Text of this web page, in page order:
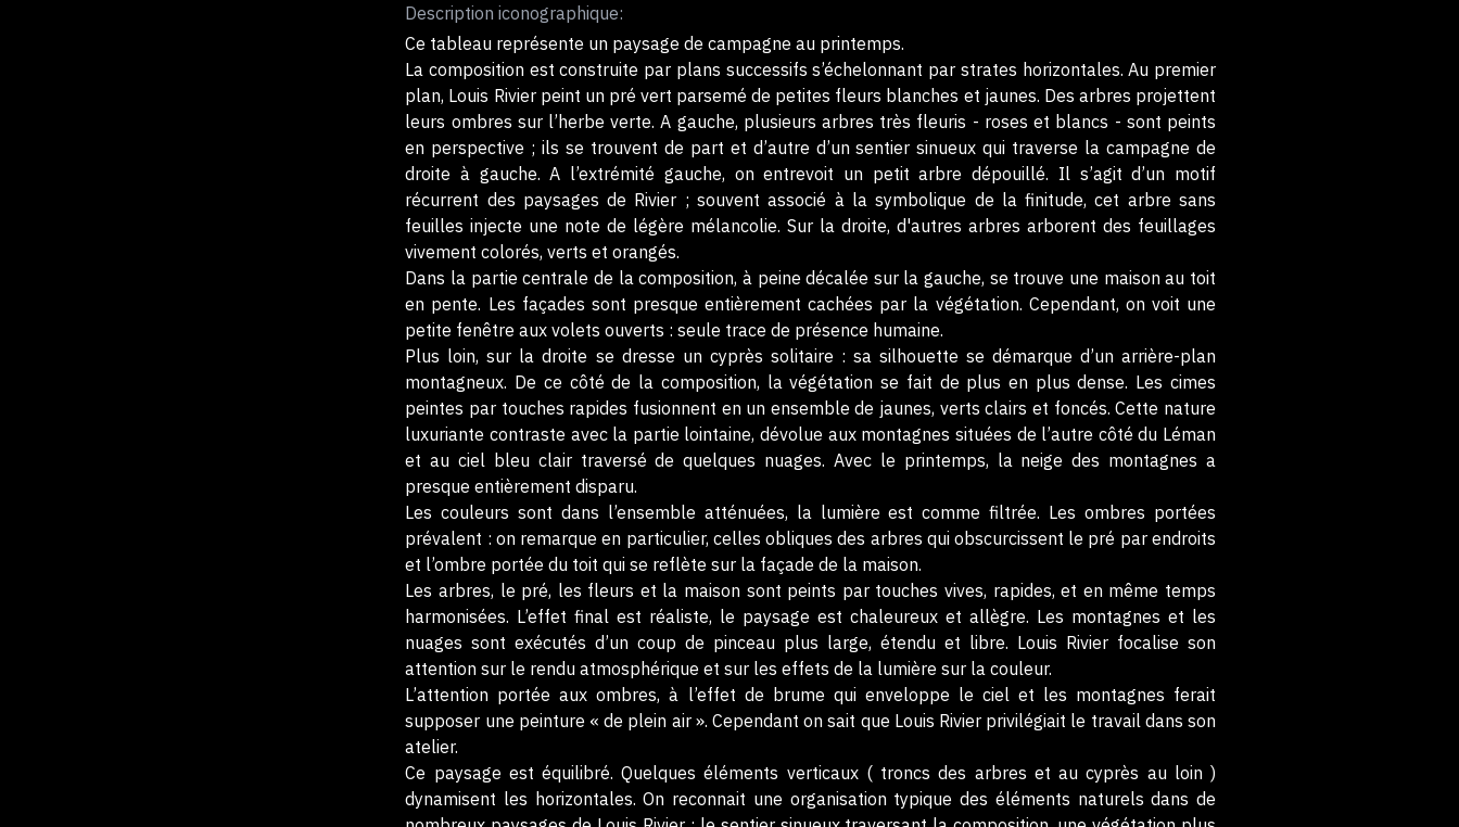
Description iconographique:
Ce tableau représente un paysage de campagne au printemps.
La composition est construite par plans successifs s’échelonnant par strates horizontales. Au premier
plan, Louis Rivier peint un pré vert parsemé de petites fleurs blanches et jaunes. Des arbres projettent
leurs ombres sur l’herbe verte. A gauche, plusieurs arbres très fleuris - roses et blancs - sont peints
en perspective ; ils se trouvent de part et d’autre d’un sentier sinueux qui traverse la campagne de
droite à gauche. A l’extrémité gauche, on entrevoit un petit arbre dépouillé. Il s’agit d’un motif
récurrent des paysages de Rivier ; souvent associé à la symbolique de la finitude, cet arbre sans
feuilles injecte une note de légère mélancolie. Sur la droite, d'autres arbres arborent des feuillages
vivement colorés, verts et orangés.
Dans la partie centrale de la composition, à peine décalée sur la gauche, se trouve une maison au toit
en pente. Les façades sont presque entièrement cachées par la végétation. Cependant, on voit une
petite fenêtre aux volets ouverts : seule trace de présence humaine.
Plus loin, sur la droite se dresse un cyprès solitaire : sa silhouette se démarque d’un arrière-plan
montagneux. De ce côté de la composition, la végétation se fait de plus en plus dense. Les cimes
peintes par touches rapides fusionnent en un ensemble de jaunes, verts clairs et foncés. Cette nature
luxuriante contraste avec la partie lointaine, dévolue aux montagnes situées de l’autre côté du Léman
et au ciel bleu clair traversé de quelques nuages. Avec le printemps, la neige des montagnes a
presque entièrement disparu.
Les couleurs sont dans l’ensemble atténuées, la lumière est comme filtrée. Les ombres portées
prévalent : on remarque en particulier, celles obliques des arbres qui obscurcissent le pré par endroits
et l’ombre portée du toit qui se reflète sur la façade de la maison.
Les arbres, le pré, les fleurs et la maison sont peints par touches vives, rapides, et en même temps
harmonisées. L’effet final est réaliste, le paysage est chaleureux et allègre. Les montagnes et les
nuages sont exécutés d’un coup de pinceau plus large, étendu et libre. Louis Rivier focalise son
attention sur le rendu atmosphérique et sur les effets de la lumière sur la couleur.
L’attention portée aux ombres, à l’effet de brume qui enveloppe le ciel et les montagnes ferait
supposer une peinture « de plein air ». Cependant on sait que Louis Rivier privilégiait le travail dans son
atelier.
Ce paysage est équilibré. Quelques éléments verticaux ( troncs des arbres et au cyprès au loin )
dynamisent les horizontales. On reconnait une organisation typique des éléments naturels dans de